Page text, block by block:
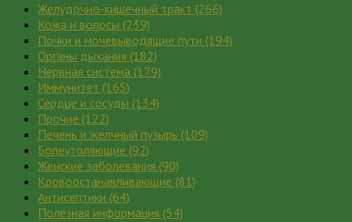
Желудочно-кишечный тракт (266)
Кожа и волосы (239)
Почки и мочевыводящие пути (194)
Органы дыхания (182)
Нервная система (179)
Иммунитет (165)
Сердце и сосуды (134)
Прочие (122)
Печень и желчный пузырь (109)
Болеутоляющие (92)
Женские заболевания (90)
Кровоостанавливающие (81)
Антисептики (64)
Полезная информация (54)